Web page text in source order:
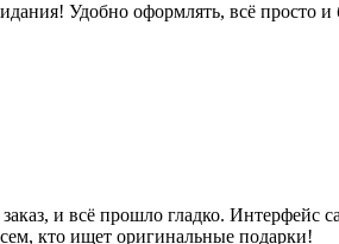
Удобно оформлять, всё просто
и всё прошло гладко.
кто ищет оригинальные подарки!